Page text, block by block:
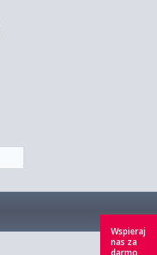
Wspieraj
nas za
darmo